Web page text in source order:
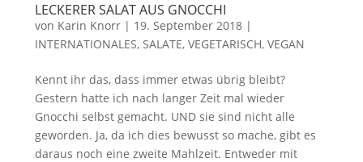
LECKERER SALAT AUS GNOCCHI
von Karin Knorr| 19. September 2018|
INTERNATIONALES, SALATE, VEGETARISCH, VEGAN
Kennt ihr das, dass immer etwas übrig bleibt?
Gestern hatte ich nach langer Zeit mal wieder
Gnocchi selbst gemacht. UND sie sind nicht alle
geworden. Ja, da ich dies bewusst so mache, gibt es
daraus noch eine zweite Mahlzeit. Entweder mit